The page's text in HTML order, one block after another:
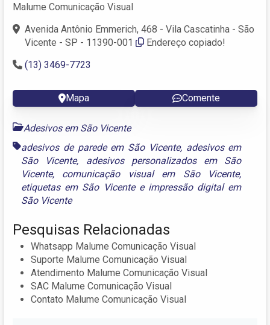
Malume Comunicação Visual
Avenida Antônio Emmerich, 468 - Vila Cascatinha - São
Vicente - SP - 11390-001
Endereço copiado!
(13) 3469-7723
Mapa Comente
Adesivos em São Vicente
adesivos de parede em São Vicente, adesivos em
São Vicente, adesivos personalizados em São
Vicente, comunicação visual em São Vicente,
etiquetas em São Vicentee impressão digital em
São Vicente
Pesquisas Relacionadas
Whatsapp Malume Comunicação Visual
Suporte Malume Comunicação Visual
Atendimento Malume Comunicação Visual
SAC Malume Comunicação Visual
Contato Malume Comunicação Visual